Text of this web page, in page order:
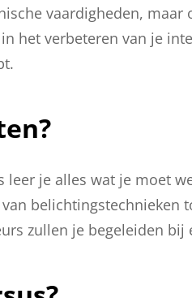
vaardigheden, maar
het verbeteren van je
je alles wat je moet
belichtingstechnieken
zullen je begeleiden bij